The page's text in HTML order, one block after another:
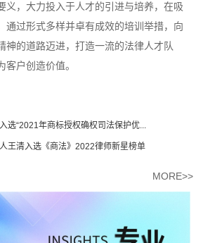
义，大力投入于人才的引进与培养，在吸
通过形式多样并卓有成效的培训举措，向
神的道路迈进，打造一流的法律人才队
客户创造价值。
选“2021年商标授权确权司法保护优...
王清入选《商法》2022律师新星榜单
MORE>>